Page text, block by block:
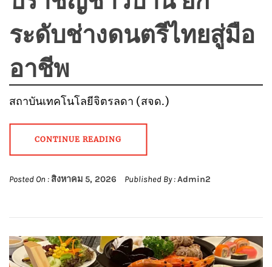
ระดับช่างดนตรีไทยสู่มือ
อาชีพ
สถาบันเทคโนโลยีจิตรลดา (สจด.)
CONTINUE READING
Posted On : สิงหาคม 5, 2026 Published By :Admin2